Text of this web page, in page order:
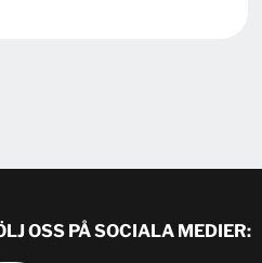
OSS PÅ SOCIALA MEDIER: